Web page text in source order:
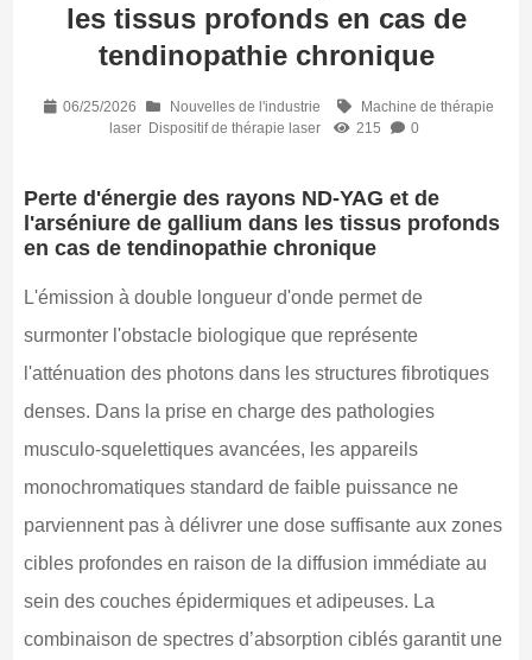
les tissus profonds en cas de
tendinopathie chronique
06/25/2026 Nouvelles de l'industrie
Machine de thérapie
laser Dispositif de thérapie laser 215 0
Perte d'énergie des rayons ND-YAG et de
l'arséniure de gallium dans les tissus profonds
en cas de tendinopathie chronique
L'émission à double longueur d'onde permet de
surmonter l'obstacle biologique que représente
l'atténuation des photons dans les structures fibrotiques
denses. Dans la prise en charge des pathologies
musculo-squelettiques avancées, les appareils
monochromatiques standard de faible puissance ne
parviennent pas à délivrer une dose suffisante aux zones
cibles profondes en raison de la diffusion immédiate au
sein des couches épidermiques et adipeuses. La
combinaison de spectres d’absorption ciblés garantit une